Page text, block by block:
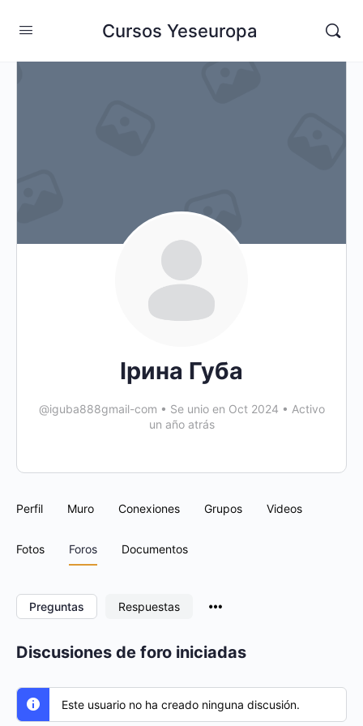
Cursos Yeseuropa
Ірина Губа
@iguba888gmail-com • Se unio en Oct 2024 • Activo
un año atrás
Perfil Muro Conexiones Grupos Videos
Fotos Foros Documentos
Preguntas Respuestas
Discusiones de foro iniciadas
Este usuario no ha creado ninguna discusión.